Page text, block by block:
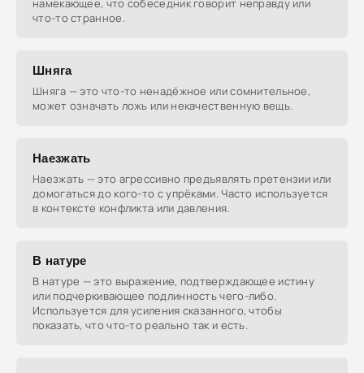
намекающее, что собеседник говорит неправду или
что-то странное.
Шняга
Шняга — это что-то ненадёжное или сомнительное,
может означать ложь или некачественную вещь.
Наезжать
Наезжать — это агрессивно предъявлять претензии или
домогаться до кого-то с упрёками. Часто используется
в контексте конфликта или давления.
В натуре
В натуре — это выражение, подтверждающее истину
или подчеркивающее подлинность чего-либо.
Используется для усиления сказанного, чтобы
показать, что что-то реально так и есть.